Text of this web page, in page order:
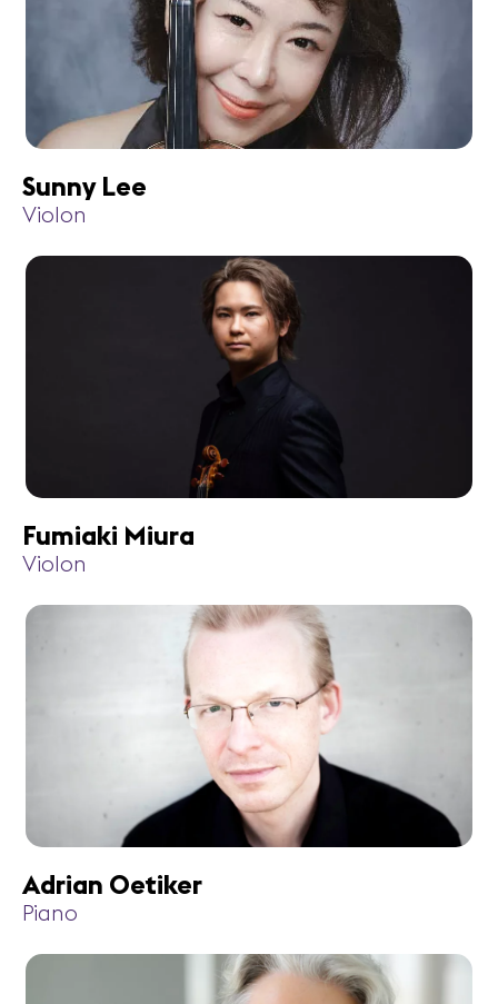
Sunny Lee
Violon
Fumiaki Miura
Violon
Adrian Oetiker
Piano